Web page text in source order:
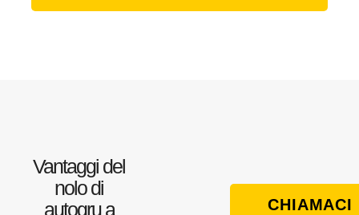
Vantaggi del
nolo di
autogru a
CHIAMACI